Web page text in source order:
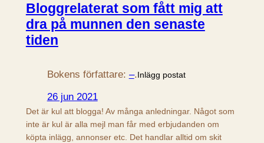
Bloggrelaterat som fått mig att
dra på munnen den senaste
tiden
Bokens författare: –.Inlägg postat
26 jun 2021
Det är kul att blogga! Av många anledningar. Något som
inte är kul är alla mejl man får med erbjudanden om
köpta inlägg, annonser etc. Det handlar alltid om skit